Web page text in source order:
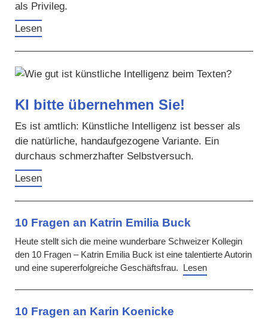
als Privileg.
Lesen
KI bitte übernehmen Sie!
Es ist amtlich: Künstliche Intelligenz ist besser als
die natürliche, handaufgezogene Variante. Ein
durchaus schmerzhafter Selbstversuch.
Lesen
10 Fragen an Katrin Emilia Buck
Heute stellt sich die meine wunderbare Schweizer Kollegin
den 10 Fragen – Katrin Emilia Buck ist eine talentierte Autorin
und eine supererfolgreiche Geschäftsfrau. Lesen
10 Fragen an Karin Koenicke